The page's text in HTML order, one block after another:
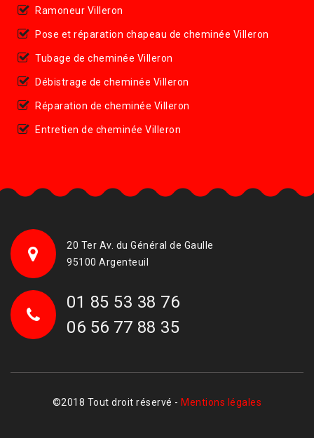
Ramoneur Villeron
Pose et réparation chapeau de cheminée Villeron
Tubage de cheminée Villeron
Débistrage de cheminée Villeron
Réparation de cheminée Villeron
Entretien de cheminée Villeron
20 Ter Av. du Général de Gaulle
95100 Argenteuil
01 85 53 38 76
06 56 77 88 35
©2018 Tout droit réservé - Mentions légales